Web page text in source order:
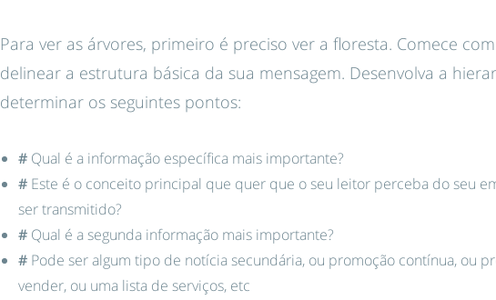
Para ver as árvores, primeiro é preciso ver a floresta. Comece
delinear a estrutura básica da sua mensagem. Desenvolva a
determinar os seguintes pontos:
#Qual é a informação específica mais importante?
#Este é o conceito principal que quer que o seu leitor perceba do seu
ser transmitido?
#Qual é a segunda informação mais importante?
#Pode ser algum tipo de notícia secundária, ou promoção contínua, ou
vender, ou uma lista de serviços, etc